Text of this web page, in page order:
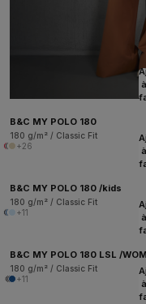
B&C MY POLO 180
180 g/m² / Classic Fit
+26
B&C MY POLO 180 /kids
180 g/m² / Classic Fit
+11
B&C MY POLO 180 LSL /
180 g/m² / Classic Fit
+11